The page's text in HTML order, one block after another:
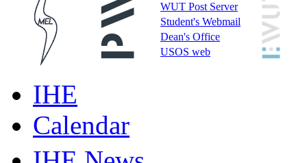
WUT Post Server
Student's Webmail
Dean's Office
USOS web
IHE
Calendar